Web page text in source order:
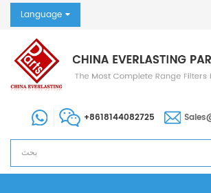
Language
+8618144082725